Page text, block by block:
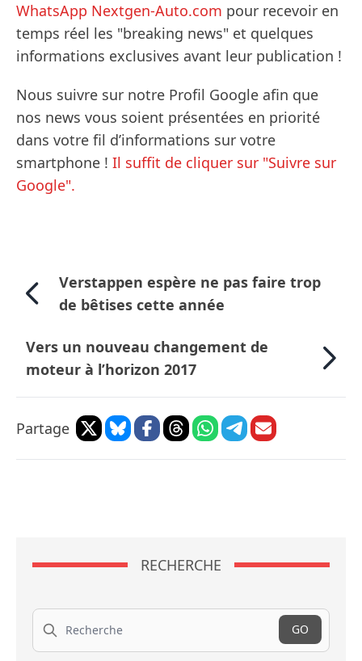
WhatsApp Nextgen-Auto.com pour recevoir en
temps réel les "breaking news" et quelques
informations exclusives avant leur publication !
Nous suivre sur notre Profil Google afin que
nos news vous soient présentées en priorité
dans votre fil d’informations sur votre
smartphone ! Il suffit de cliquer sur "Suivre sur
Google".
Verstappen espère ne pas faire trop
de bêtises cette année
Vers un nouveau changement de
moteur à l’horizon 2017
Partage
RECHERCHE
Recherche
GO